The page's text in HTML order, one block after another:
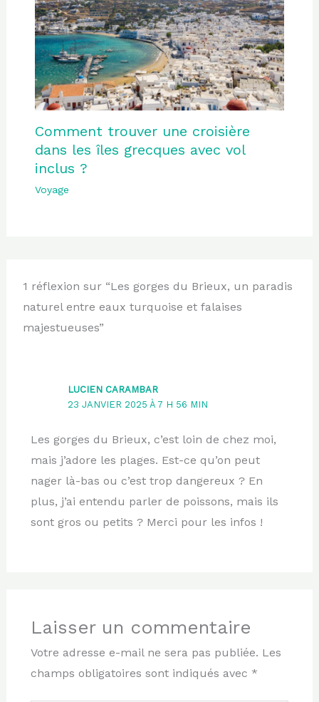
Comment trouver une croisière
dans les îles grecques avec vol
inclus ?
Voyage
1 réflexion sur “Les gorges du Brieux, un paradis
naturel entre eaux turquoise et falaises
majestueuses”
LUCIEN CARAMBAR
23 JANVIER 2025 À 7 H 56 MIN
Les gorges du Brieux, c’est loin de chez moi,
mais j’adore les plages. Est-ce qu’on peut
nager là-bas ou c’est trop dangereux ? En
plus, j’ai entendu parler de poissons, mais ils
sont gros ou petits ? Merci pour les infos !
Laisser un commentaire
Votre adresse e-mail ne sera pas publiée. Les
champs obligatoires sont indiqués avec *